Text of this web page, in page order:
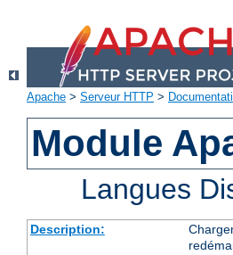
Apache > Serveur HTTP >
Module
Langues
Description: